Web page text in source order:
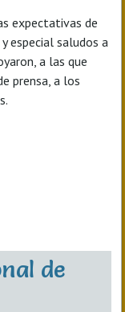
expectativas de
especial saludos a
a las que
prensa, a los
de